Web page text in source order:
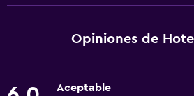
Wifi gratis
Servicios y facilidades
Opiniones de
Aceptable